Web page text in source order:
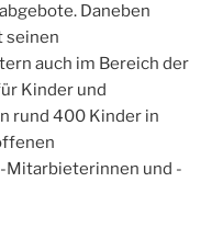
Daneben
seinen
auch im Bereich der
Kinder und
rund 400 Kinder in
Mitarbieterinnen und -